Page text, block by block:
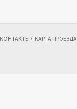
КОНТАКТЫ
КАРТА ПРОЕЗДА